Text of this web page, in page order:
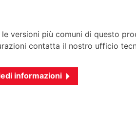
versioni più comuni di questo
contatta il nostro ufficio
informazioni